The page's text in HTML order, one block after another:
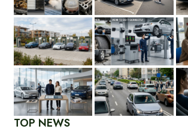
TOP NEWS